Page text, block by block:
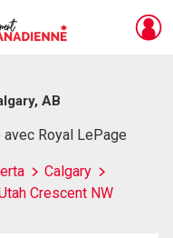
AB
Royal LePage
Calgary
Crescent NW